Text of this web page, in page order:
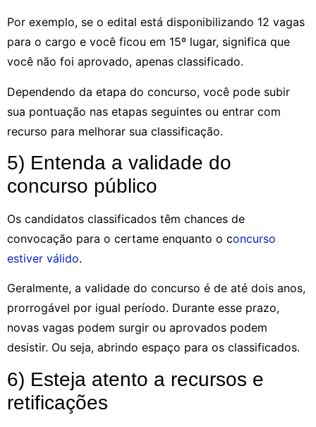
Por exemplo, se o edital está disponibilizando 12 vagas
para o cargo e você ficou em 15º lugar, significa que
você não foi aprovado, apenas classificado.
Dependendo da etapa do concurso, você pode subir
sua pontuação nas etapas seguintes ou entrar com
recurso para melhorar sua classificação.
5) Entenda a validade do
concurso público
Os candidatos classificados têm chances de
convocação para o certame enquanto o concurso
estiver válido.
Geralmente, a validade do concurso é de até dois anos,
prorrogável por igual período. Durante esse prazo,
novas vagas podem surgir ou aprovados podem
desistir. Ou seja, abrindo espaço para os classificados.
6) Esteja atento a recursos e
retificações